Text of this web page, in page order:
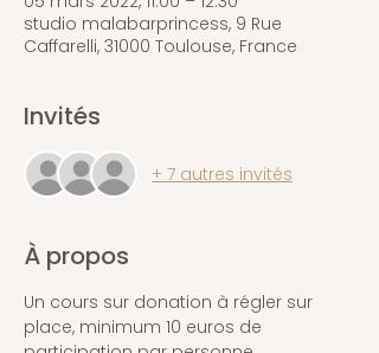
studio malabarprincess, 9 Rue
Caffarelli, 31000 Toulouse, France
Invités
+ 7 autres invités
À propos
Un cours sur donation à régler sur
place, minimum 10 euros de